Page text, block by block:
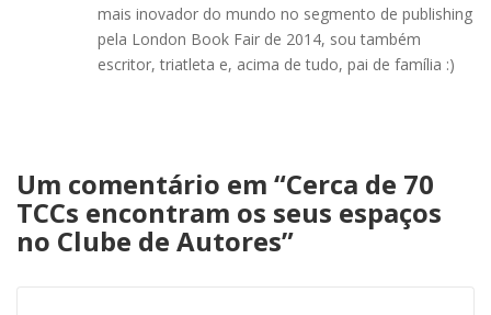
mais inovador do mundo no segmento de publishing
pela London Book Fair de 2014, sou também
escritor, triatleta e, acima de tudo, pai de família :)
Um comentário em “Cerca de 70
TCCs encontram os seus espaços
no Clube de Autores”